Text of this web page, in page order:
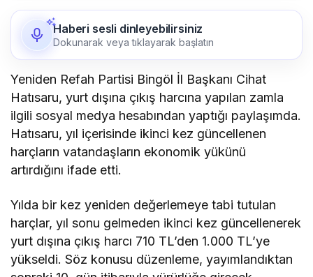
Haberi sesli dinleyebilirsiniz
Dokunarak veya tıklayarak başlatın
Yeniden Refah Partisi Bingöl İl Başkanı Cihat
Hatısaru, yurt dışına çıkış harcına yapılan zamla
ilgili sosyal medya hesabından yaptığı paylaşımda.
Hatısaru, yıl içerisinde ikinci kez güncellenen
harçların vatandaşların ekonomik yükünü
artırdığını ifade etti.
Yılda bir kez yeniden değerlemeye tabi tutulan
harçlar, yıl sonu gelmeden ikinci kez güncellenerek
yurt dışına çıkış harcı 710 TL’den 1.000 TL’ye
yükseldi. Söz konusu düzenleme, yayımlandıktan